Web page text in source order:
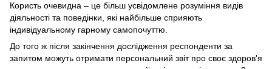
Користь очевидна – це більш усвідомлене розуміння видів
діяльності та поведінки, які найбільше сприяють
індивідуальному гарному самопочуттю.
До того ж після закінчення дослідження респонденти за
запитом можуть отримати персональний звіт про своє здоров'я